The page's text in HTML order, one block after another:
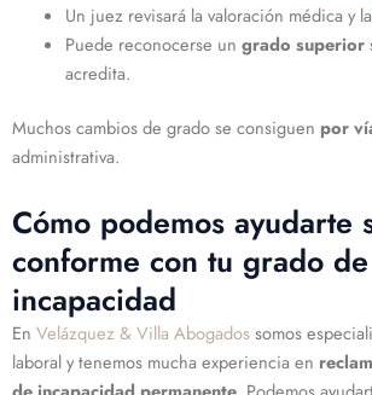
Un juez revisará la valoración médica y
Puede reconocerse un grado superior
acredita.
Muchos cambios de grado se consiguen por
administrativa.
Cómo podemos ayudarte
conforme con tu grado de
incapacidad
En Velázquez & Villa Abogadossomos
laboral y tenemos mucha experiencia en